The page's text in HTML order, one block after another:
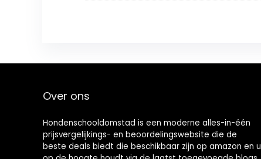
Over ons
Hondenschooldomstad is een moderne alles-in-één
prijsvergelijkings- en beoordelingswebsite die de
beste deals biedt die beschikbaar zijn op amazon en u